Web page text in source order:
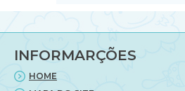
INFORMARÇÕES
HOME